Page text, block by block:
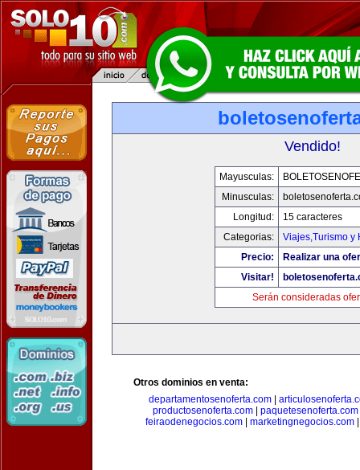
Vendido!
Mayusculas:
Minusculas:
Longitud:
15 caracteres
Categorias:
Viajes,Turismo y
Precio:
Realizar una
Visitar!
Serán consideradas
Otros dominios en venta:
departamentosenoferta.com
productosenoferta.com| paquetesenoferta.com
feiraodenegocios.com
marketingnegocios.com